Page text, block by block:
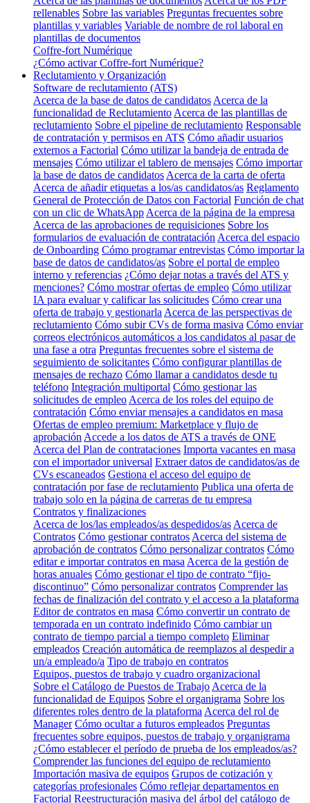
rellenables Sobre las variables Preguntas frecuentes sobre
plantillas y variables Variable de nombre de rol laboral en
plantillas de documentos
Coffre-fort Numérique
¿Cómo activar Coffre-fort Numérique?
Reclutamiento y Organización
Software de reclutamiento (ATS)
Acerca de la base de datos de candidatos Acerca de la
funcionalidad de Reclutamiento Acerca de las plantillas de
reclutamiento Sobre el pipeline de reclutamiento Responsable
de contratación y permisos en ATS Cómo añadir usuarios
externos a Factorial Cómo utilizar la bandeja de entrada de
mensajes Cómo utilizar el tablero de mensajes Cómo importar
la base de datos de candidatos Acerca de la carta de oferta
Acerca de añadir etiquetas a los/as candidatos/as Reglamento
General de Protección de Datos con Factorial Función de chat
con un clic de WhatsApp Acerca de la página de la empresa
Acerca de las aprobaciones de requisiciones Sobre los
formularios de evaluación de contratación Acerca del espacio
de Onboarding Cómo programar entrevistas Cómo importar la
base de datos de candidatos/as Sobre el portal de empleo
interno y referencias ¿Cómo dejar notas a través del ATS y
menciones? Cómo mostrar ofertas de empleo Cómo utilizar
IA para evaluar y calificar las solicitudes Cómo crear una
oferta de trabajo y gestionarla Acerca de las perspectivas de
reclutamiento Cómo subir CVs de forma masiva Cómo enviar
correos electrónicos automáticos a los candidatos al pasar de
una fase a otra Preguntas frecuentes sobre el sistema de
seguimiento de solicitantes Cómo configurar plantillas de
mensajes de rechazo Cómo llamar a candidatos desde tu
teléfono Integración multiportal Cómo gestionar las
solicitudes de empleo Acerca de los roles del equipo de
contratación Cómo enviar mensajes a candidatos en masa
Ofertas de empleo premium: Marketplace y flujo de
aprobación Accede a los datos de ATS a través de ONE
Acerca del Plan de contrataciones Importa vacantes en masa
con el importador universal Extraer datos de candidatos/as de
CVs escaneados Gestiona el acceso del equipo de
contratación por fase de reclutamiento Publica una oferta de
trabajo solo en la página de carreras de tu empresa
Contratos y finalizaciones
Acerca de los/las empleados/as despedidos/as Acerca de
Contratos Cómo gestionar contratos Acerca del sistema de
aprobación de contratos Cómo personalizar contratos Cómo
editar e importar contratos en masa Acerca de la gestión de
horas anuales Cómo gestionar el tipo de contrato “fijo-
discontinuo” Cómo personalizar contratos Comprender las
fechas de finalización del contrato y el acceso a la plataforma
Editor de contratos en masa Cómo convertir un contrato de
temporada en un contrato indefinido Cómo cambiar un
contrato de tiempo parcial a tiempo completo Eliminar
empleados Creación automática de reemplazos al despedir a
un/a empleado/a Tipo de trabajo en contratos
Equipos, puestos de trabajo y cuadro organizacional
Sobre el Catálogo de Puestos de Trabajo Acerca de la
funcionalidad de Equipos Sobre el organigrama Sobre los
diferentes roles dentro de la plataforma Acerca del rol de
Manager Cómo ocultar a futuros empleados Preguntas
frecuentes sobre equipos, puestos de trabajo y organigrama
¿Cómo establecer el período de prueba de los empleados/as?
Comprender las funciones del equipo de reclutamiento
Importación masiva de equipos Grupos de cotización y
categorías profesionales Cómo reflejar departamentos en
Factorial Reestructuración masiva del árbol del catálogo de